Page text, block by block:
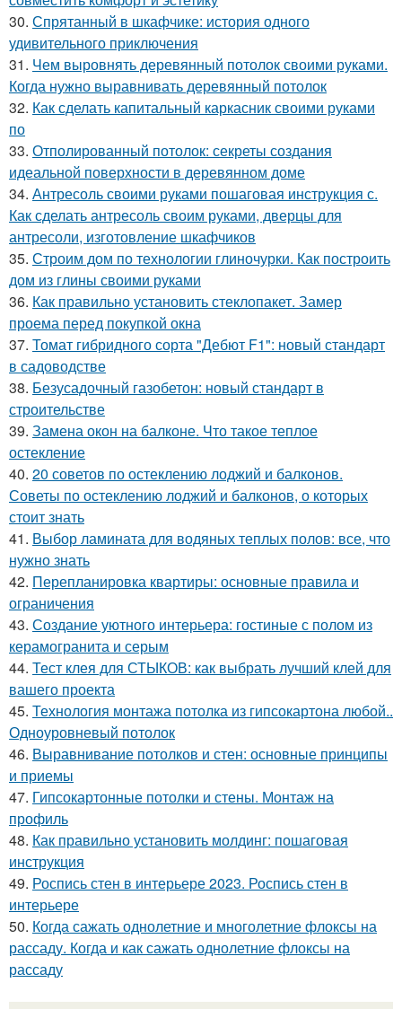
30. Спрятанный в шкафчике: история одного
удивительного приключения
31. Чем выровнять деревянный потолок своими руками.
Когда нужно выравнивать деревянный потолок
32. Как сделать капитальный каркасник своими руками
по
33. Отполированный потолок: секреты создания
идеальной поверхности в деревянном доме
34. Антресоль своими руками пошаговая инструкция с.
Как сделать антресоль своим руками, дверцы для
антресоли, изготовление шкафчиков
35. Строим дом по технологии глиночурки. Как построить
дом из глины своими руками
36. Как правильно установить стеклопакет. Замер
проема перед покупкой окна
37. Томат гибридного сорта "Дебют F1": новый стандарт
в садоводстве
38. Безусадочный газобетон: новый стандарт в
строительстве
39. Замена окон на балконе. Что такое теплое
остекление
40. 20 советов по остеклению лоджий и балконов.
Советы по остеклению лоджий и балконов, о которых
стоит знать
41. Выбор ламината для водяных теплых полов: все, что
нужно знать
42. Перепланировка квартиры: основные правила и
ограничения
43. Создание уютного интерьера: гостиные с полом из
керамогранита и серым
44. Тест клея для СТЫКОВ: как выбрать лучший клей для
вашего проекта
45. Технология монтажа потолка из гипсокартона любой..
Одноуровневый потолок
46. Выравнивание потолков и стен: основные принципы
и приемы
47. Гипсокартонные потолки и стены. Монтаж на
профиль
48. Как правильно установить молдинг: пошаговая
инструкция
49. Роспись стен в интерьере 2023. Роспись стен в
интерьере
50. Когда сажать однолетние и многолетние флоксы на
рассаду. Когда и как сажать однолетние флоксы на
рассаду